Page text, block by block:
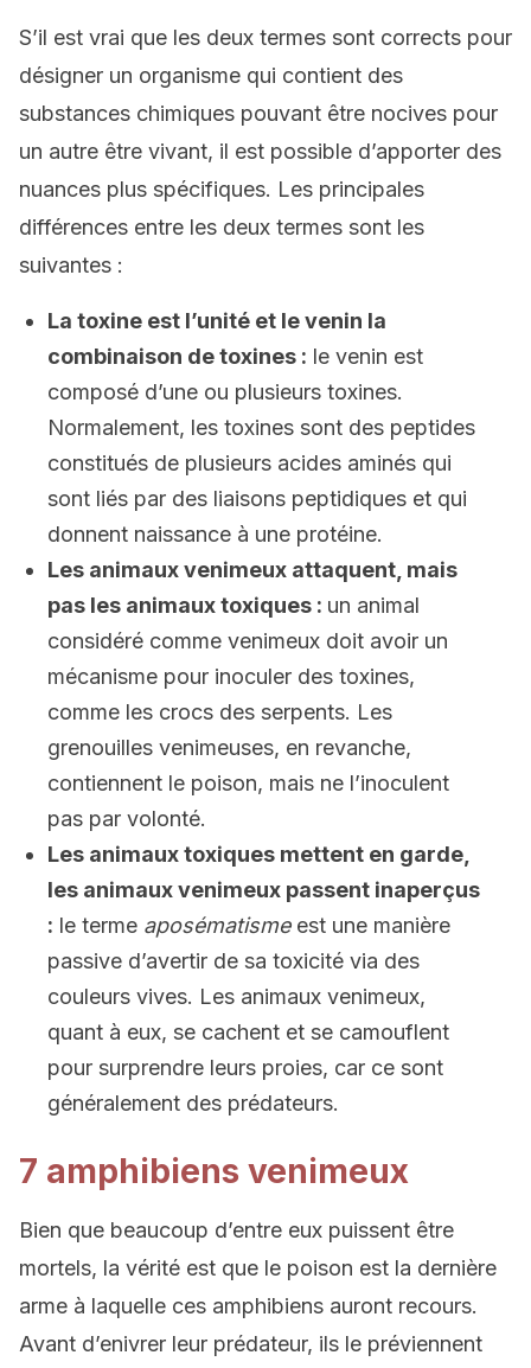
S’il est vrai que les deux termes sont corrects pour
désigner un organisme qui contient des
substances chimiques pouvant être nocives pour
un autre être vivant, il est possible d’apporter des
nuances plus spécifiques. Les principales
différences entre les deux termes sont les
suivantes :
La toxine est l’unité et le venin la
combinaison de toxines : le venin est
composé d’une ou plusieurs toxines.
Normalement, les toxines sont des peptides
constitués de plusieurs acides aminés qui
sont liés par des liaisons peptidiques et qui
donnent naissance à une protéine.
Les animaux venimeux attaquent, mais
pas les animaux toxiques : un animal
considéré comme venimeux doit avoir un
mécanisme pour inoculer des toxines,
comme les crocs des serpents. Les
grenouilles venimeuses, en revanche,
contiennent le poison, mais ne l’inoculent
pas par volonté.
Les animaux toxiques mettent en garde,
les animaux venimeux passent inaperçus
: le terme aposématismeest une manière
passive d’avertir de sa toxicité via des
couleurs vives. Les animaux venimeux,
quant à eux, se cachent et se camouflent
pour surprendre leurs proies, car ce sont
généralement des prédateurs.
7 amphibiens venimeux
Bien que beaucoup d’entre eux puissent être
mortels, la vérité est que le poison est la dernière
arme à laquelle ces amphibiens auront recours.
Avant d’enivrer leur prédateur, ils le préviennent